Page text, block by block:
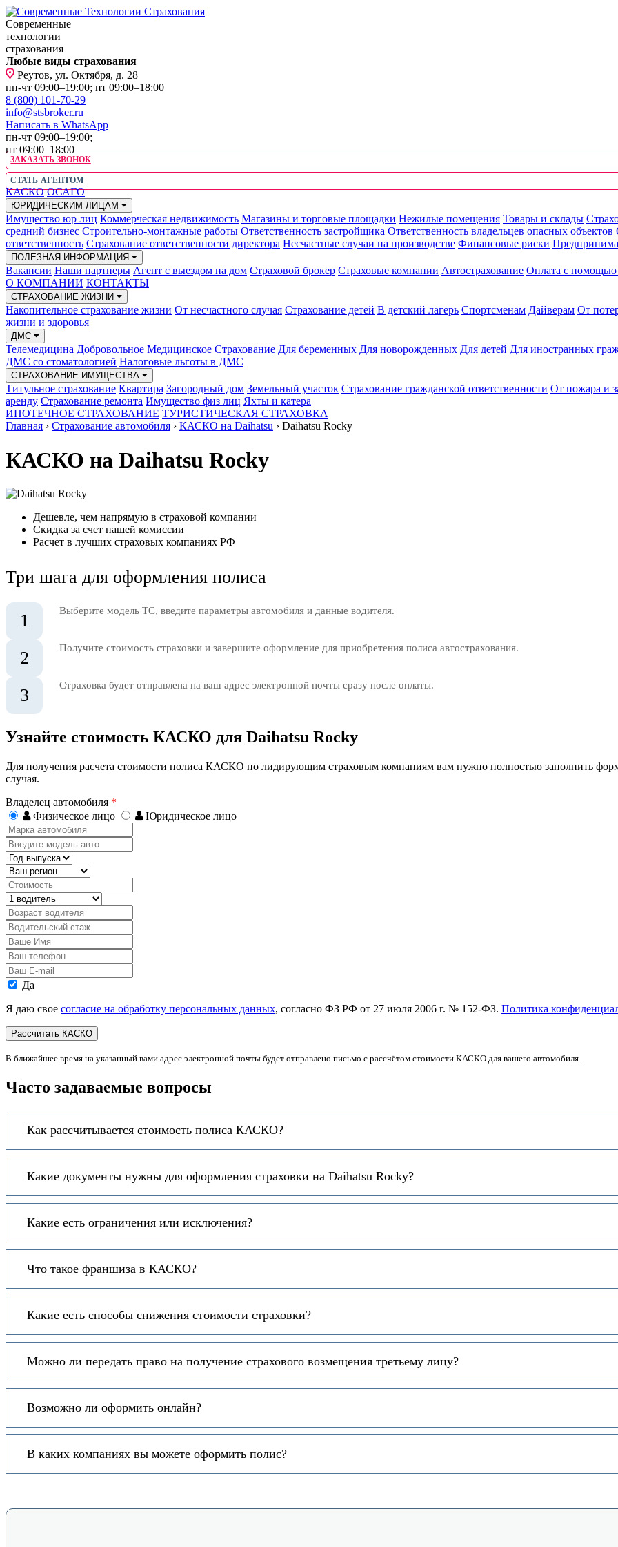
Современные
технологии
страхования
Любые виды страхования
Реутов, ул. Октября, д. 28
пн-чт 09:00–19:00; пт 09:00–18:00
8 (800) 101-70-29
info@stsbroker.ru
Написать в WhatsApp
пн-чт 09:00–19:00;
пт 09:00–18:00
ЗАКАЗАТЬ ЗВОНОК
СТАТЬ АГЕНТОМ
КАСКО ОСАГО
ЮРИДИЧЕСКИМ ЛИЦАМ
Имущество юр лиц Коммерческая недвижимость Магазины и торговые площадки Нежилые помещения Товары и склады
средний бизнес Строительно-монтажные работы Ответственность застройщика Ответственность владельцев опасных объектов
ответственность Страхование ответственности директора Несчастные случаи на производстве Финансовые риски
ПОЛЕЗНАЯ ИНФОРМАЦИЯ
Вакансии Наши партнеры Агент с выездом на дом Страховой брокер Страховые компании Автострахование Оплата с
О КОМПАНИИ КОНТАКТЫ
СТРАХОВАНИЕ ЖИЗНИ
Накопительное страхование жизни От несчастного случая Страхование детей В детский лагерь Спортсменам Дайверам От
жизни и здоровья
ДМС
Телемедицина Добровольное Медицинское Страхование Для беременных Для новорожденных Для детей Для иностранных
ДМС со стоматологией Налоговые льготы в ДМС
СТРАХОВАНИЕ ИМУЩЕСТВА
Титульное страхование Квартира Загородный дом Земельный участок Страхование гражданской ответственности От пожара и
аренду Страхование ремонта Имущество физ лиц Яхты и катера
ИПОТЕЧНОЕ СТРАХОВАНИЕ ТУРИСТИЧЕСКАЯ СТРАХОВКА
Главная › Страхование автомобиля › КАСКО на Daihatsu › Daihatsu Rocky
КАСКО на Daihatsu Rocky
Дешевле, чем напрямую в страховой компании
Скидка за счет нашей комиссии
Расчет в лучших страховых компаниях РФ
Три шага для оформления полиса
1 Выберите модель ТС, введите параметры автомобиля и данные водителя.
2 Получите стоимость страховки и завершите оформление для приобретения полиса автострахования.
3 Страховка будет отправлена на ваш адрес электронной почты сразу после оплаты.
Узнайте стоимость КАСКО для Daihatsu Rocky
Для получения расчета стоимости полиса КАСКО по лидирующим страховым компаниям вам нужно полностью заполнить
случая.
Владелец автомобиля *
Физическое лицо
Юридическое лицо
Марка
автомобиля
Введите
модель
авто
Год
выпуска
Регион
Стоимость,
руб.
Водитель
Возраст
водителя
Водительский
стаж
Ваше
Имя
Ваш
телефон
Ваш
E-
mail
Персональные
Да
Я даю свое согласие на обработку персональных данных, согласно ФЗ РФ от 27 июля 2006 г. № 152-ФЗ. Политика
В ближайшее время на указанный вами адрес электронной почты будет отправлено письмо с рассчётом стоимости КАСКО для вашего автомобиля.
Часто задаваемые вопросы
Как рассчитывается стоимость полиса КАСКО?
Какие документы нужны для оформления страховки на Daihatsu Rocky?
Какие есть ограничения или исключения?
Что такое франшиза в КАСКО?
Какие есть способы снижения стоимости страховки?
Можно ли передать право на получение страхового возмещения третьему лицу?
Возможно ли оформить онлайн?
В каких компаниях вы можете оформить полис?